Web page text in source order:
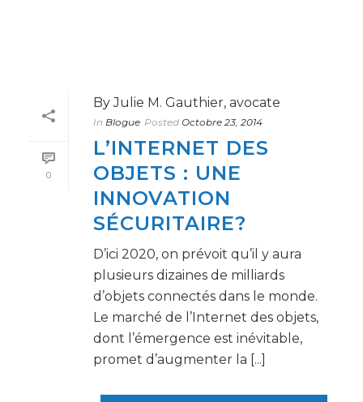
0
By Julie M. Gauthier, avocate
In Blogue Posted Octobre 23, 2014
L’INTERNET DES
OBJETS : UNE
INNOVATION
SÉCURITAIRE?
D’ici 2020, on prévoit qu’il y aura
plusieurs dizaines de milliards
d’objets connectés dans le monde.
Le marché de l’Internet des objets,
dont l’émergence est inévitable,
promet d’augmenter la [...]